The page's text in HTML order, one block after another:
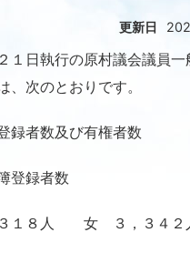
更新日
１日執行の原村議会議員一
、次のとおりです。
録者数及び有権者数
登録者数
８人 女 ３，３４